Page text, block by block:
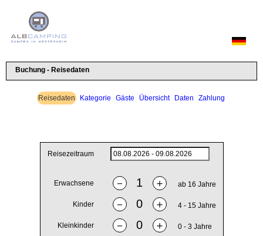
Buchung - Reisedaten
Reisedaten Kategorie Gäste Übersicht Daten Zahlung
Reisezeitraum
Erwachsene － ＋ ab 16 Jahre
Kinder － ＋ 4 - 15 Jahre
Kleinkinder － ＋ 0 - 3 Jahre